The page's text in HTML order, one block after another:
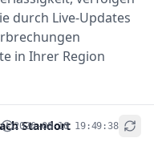
durch Live-Updates
in Ihrer Region
Standort
2026-08-10 19:49:38
+